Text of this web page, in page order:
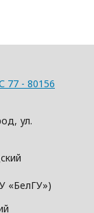
- 80156
ул.
«БелГУ»)